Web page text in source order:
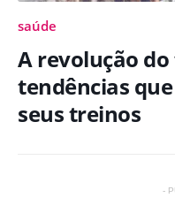
saúde
A revolução
tendências
seus treinos
-